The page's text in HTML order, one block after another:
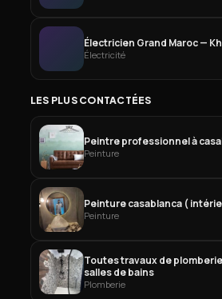
Électricien Grand Maroc —
Électricité
LES PLUS CONTACTÉES
Peintre professionnel à
Peinture
Peinture casablanca (
Peinture
Toutes travaux de
salles de bains
Plomberie